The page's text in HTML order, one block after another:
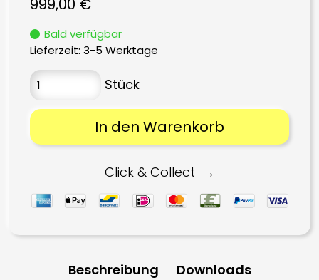
999,00 €
Bald verfügbar
Lieferzeit: 3-5 Werktage
In den Warenkorb
Click & Collect
Beschreibung Downloads